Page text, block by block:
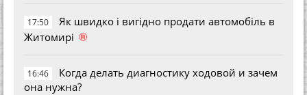
17:50
Як швидко і вигідно продати автомобіль в
Житомирі ®
16:46
Когда делать диагностику ходовой и зачем
она нужна?